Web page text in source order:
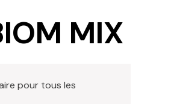
MIX
pour tous les